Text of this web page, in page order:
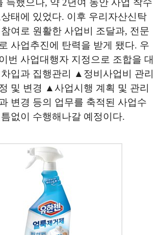
득했으나, 약 2년여 동안 사업 착수
태에 있었다. 이후 우리자산신탁
여로 원활한 사업비 조달과, 전문
사업추진에 탄력을 받게 됐다. 우
번 사업대행자 지정으로 조합을 대
입과 집행관리 ▲정비사업비 관리
및 변경 ▲사업시행 계획 및 관리
변경 등의 업무를 축적된 사업수
없이 수행해나갈 예정이다.